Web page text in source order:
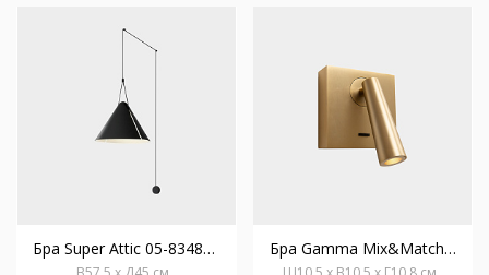
Бра Super Attic 05-8348-05-05 Бра Gamma Mix&Match Square золотое 05-6420-DN-DN